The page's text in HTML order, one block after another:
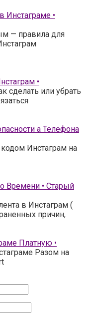
Инстаграме •
— правила для
•
сделать или убрать
а Телефона
Инстаграм на
Времени • Старый
в Инстаграм (
причин,
Платную •
Разом на